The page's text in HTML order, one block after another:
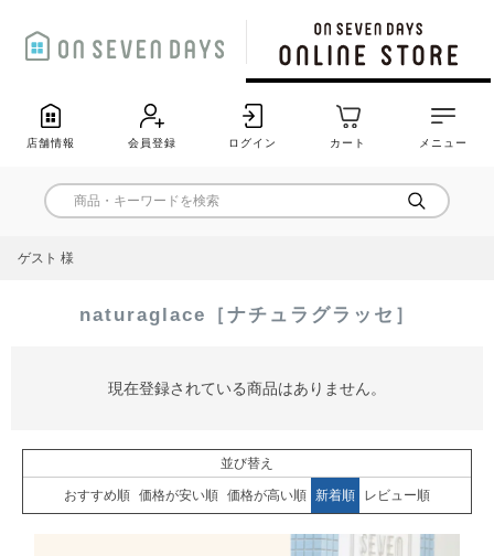
店舗情報 会員登録 ログイン カート メニュー
ゲスト 様
naturaglace［ナチュラグラッセ］
現在登録されている商品はありません。
並び替え
おすすめ順 価格が安い順 価格が高い順 新着順 レビュー順